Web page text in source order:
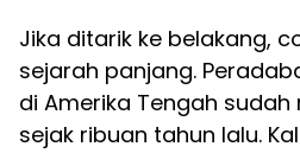
Jika ditarik ke belakang,
sejarah panjang.
di Amerika Tengah
sejak ribuan tahun lalu.